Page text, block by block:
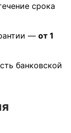
срока
— от 1
банковской